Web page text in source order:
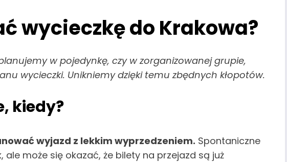
wycieczkę do Krakowa?
w pojedynkę, czy w zorganizowanej grupie,
wycieczki. Unikniemy dzięki temu zbędnych kłopotów.
kiedy?
wyjazd z lekkim wyprzedzeniem. Spontaniczne
może się okazać, że bilety na przejazd są już